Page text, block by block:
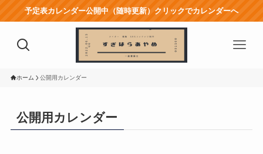
予定表カレンダー公開中（随時更新）クリックでカレンダーへ
ホーム 公開用カレンダー
公開用カレンダー